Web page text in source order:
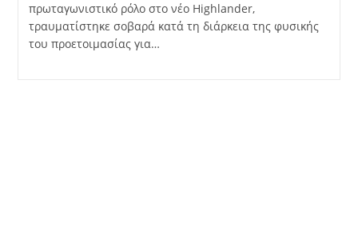
πρωταγωνιστικό ρόλο στο νέο Highlander,
τραυματίστηκε σοβαρά κατά τη διάρκεια της φυσικής
του προετοιμασίας για…